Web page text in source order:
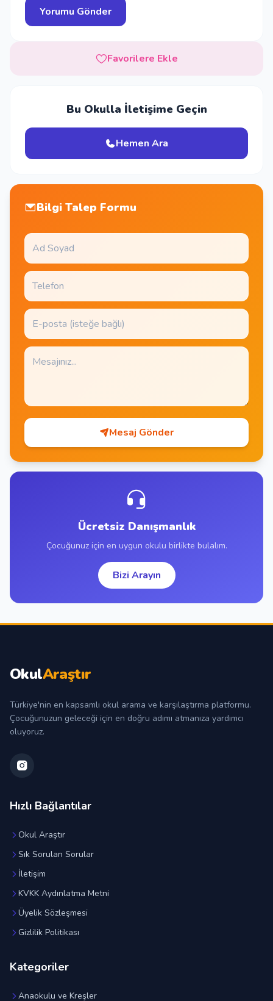
Favorilere Ekle
Bu Okulla İletişime Geçin
Hemen Ara
Bilgi Talep Formu
Mesaj Gönder
Ücretsiz Danışmanlık
Çocuğunuz için en uygun okulu birlikte bulalım.
Bizi Arayın
OkulAraştır
Türkiye'nin en kapsamlı okul arama ve karşılaştırma platformu.
Çocuğunuzun geleceği için en doğru adımı atmanıza yardımcı
oluyoruz.
Hızlı Bağlantılar
Okul Araştır
Sık Sorulan Sorular
İletişim
KVKK Aydınlatma Metni
Üyelik Sözleşmesi
Gizlilik Politikası
Kategoriler
Anaokulu ve Kreşler